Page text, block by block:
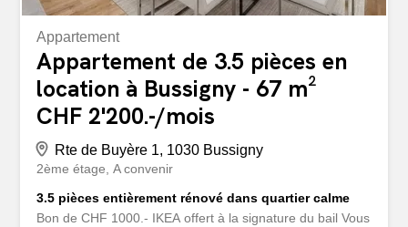
Appartement
Appartement de 3.5 pièces en
location à Bussigny - 67 m²
CHF 2'200.-/mois
Rte de Buyère 1, 1030 Bussigny
2ème étage A convenir
3.5 pièces entièrement rénové dans quartier calme
Bon de CHF 1000.- IKEA offert à la signature du bail Vous